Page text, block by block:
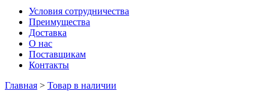
Условия сотрудничества
Преимущества
Доставка
О нас
Поставщикам
Контакты
Главная > Товар в наличии